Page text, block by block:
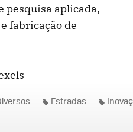
pesquisa aplicada,
fabricação de
Estradas